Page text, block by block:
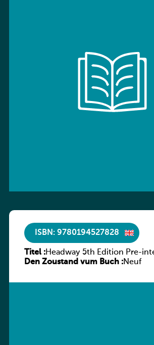
ISBN: 9780194527828
Titel :Headway 5th Edition Pre-
Culture and Literature
Den Zoustand vum Buch :Neuf